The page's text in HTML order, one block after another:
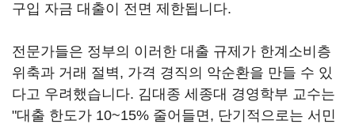
구입 자금 대출이 전면 제한됩니다.
전문가들은 정부의 이러한 대출 규제가 한계소비층
위축과 거래 절벽, 가격 경직의 악순환을 만들 수 있
다고 우려했습니다. 김대종 세종대 경영학부 교수는
"대출 한도가 10~15% 줄어들면, 단기적으로는 서민